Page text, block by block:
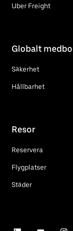
Uber Freight
Globalt
Säkerhet
Hållbarhet
Resor
Reservera
Flygplatser
Städer